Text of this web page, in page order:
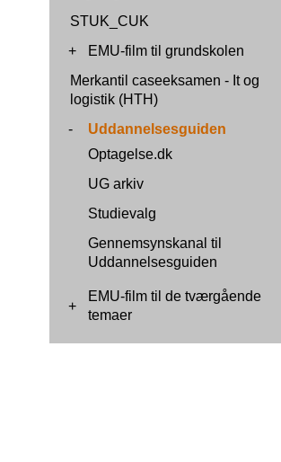
STUK_CUK
+
EMU-film til grundskolen
Merkantil caseeksamen - It og
logistik (HTH)
-
Uddannelsesguiden
Optagelse.dk
UG arkiv
Studievalg
Gennemsynskanal til
Uddannelsesguiden
+
EMU-film til de tværgående
temaer